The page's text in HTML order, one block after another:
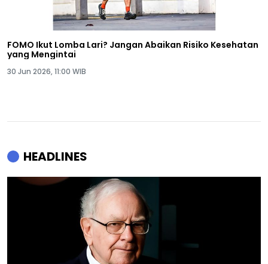
FOMO Ikut Lomba Lari? Jangan Abaikan Risiko Kesehatan
yang Mengintai
30 Jun 2026, 11:00 WIB
HEADLINES